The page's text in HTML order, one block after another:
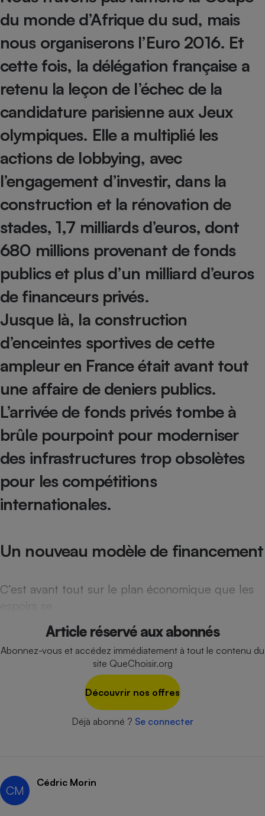
du monde d’Afrique du sud, mais
nous organiserons l’Euro 2016. Et
cette fois, la délégation française a
retenu la leçon de l’échec de la
candidature parisienne aux Jeux
olympiques. Elle a multiplié les
actions de lobbying, avec
l’engagement d’investir, dans la
construction et la rénovation de
stades, 1,7 milliards d’euros, dont
680 millions provenant de fonds
publics et plus d’un milliard d’euros
de financeurs privés.
Jusque là, la construction
d’enceintes sportives de cette
ampleur en France était avant tout
une affaire de deniers publics.
L’arrivée de fonds privés tombe à
brûle pourpoint pour moderniser
des infrastructures trop obsolètes
pour les compétitions
internationales.
Un nouveau modèle de financement
C’est avant tout sur le plan économique que les
Article réservé aux abonnés
Abonnez-vous et accédez immédiatement à tout le contenu du
site QueChoisir.org
Découvrir nos offres
Déjà abonné ? Se connecter
CM
Cédric Morin
Complément
alimentaire
Banque
Petit électroménager -
Lave-linge
Climatiseur -
Ventilateur
Cafetière à expressos
Robot ménager
Téléviseur
Téléphone mobile -
Smartphone
Matelas
Radiateur électrique
Climatiseur -
Ventilateur
Mutuelle
Antimoustique